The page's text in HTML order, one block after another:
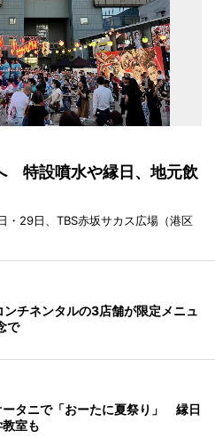
特設噴水や縁日、地元飲
・29日、TBS赤坂サカス広場（港区
チネンタルの3店舗が限定メニュ
で
ータニで「おーたに夏祭り」 縁日
室も